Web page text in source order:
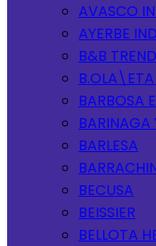
AVASCO
AYERBE
B&B
B.OLA\ETA
BARBOSA
BARINAGA
BARLESA
BECUSA
BEISSIER
BELLOTA